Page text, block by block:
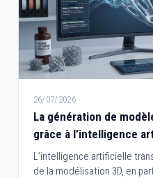
26/07/2026
La génération de
grâce à l’intelligence
L’intelligence artificielle
de la modélisation 3D, en